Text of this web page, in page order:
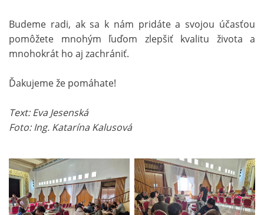
Budeme radi, ak sa k nám pridáte a svojou účasťou
pomôžete mnohým ľuďom zlepšiť kvalitu života a
mnohokrát ho aj zachrániť.
Ďakujeme že pomáhate!
Text: Eva Jesenská
Foto: Ing. Katarína Kalusová